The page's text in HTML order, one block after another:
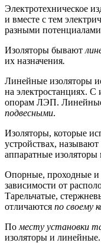
Электротехническое
и вместе с тем
разными потенциалами
Изоляторы бывают
их назначения.
Линейные изоляторы
на электростанциях.
опорам ЛЭП.
подвесными.
Изоляторы, которые
устройствах,
аппаратные изоляторы
Опорные, проходные и
зависимости от
Тарельчатые,
отличаются по своему
По месту установки
изоляторы и линейные.